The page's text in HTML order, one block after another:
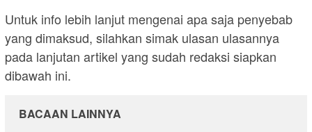
Untuk info lebih lanjut mengenai apa saja penyebab
yang dimaksud, silahkan simak ulasan ulasannya
pada lanjutan artikel yang sudah redaksi siapkan
dibawah ini.
BACAAN LAINNYA